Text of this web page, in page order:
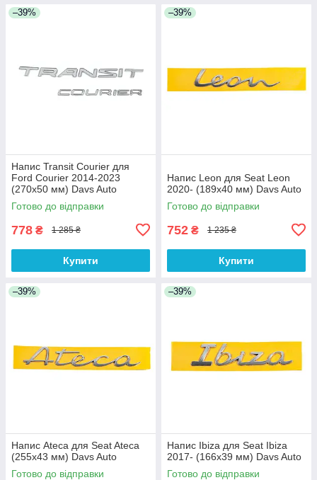
–39%
Напис Transit Courier для
Ford Courier 2014-2023
(270х50 мм) Davs Auto
Готово до відправки
778 ₴ 1 285 ₴
Купити
–39%
Напис Leon для Seat Leon
2020- (189х40 мм) Davs Auto
Готово до відправки
752 ₴ 1 235 ₴
Купити
–39%
Напис Ateca для Seat Ateca
(255х43 мм) Davs Auto
Готово до відправки
–39%
Напис Ibiza для Seat Ibiza
2017- (166х39 мм) Davs Auto
Готово до відправки